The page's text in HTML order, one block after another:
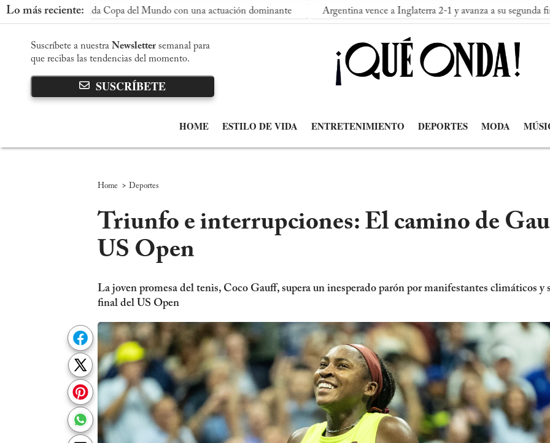
Lo más reciente:
Copa del Mundo con una actuación dominante Argentina vence a Inglaterra 2-1 y avanza a su segunda final consecutiva del
Suscríbete a nuestra Newsletter semanal para
que recibas las tendencias del momento.
SUSCRÍBETE
HOME ESTILO DE VIDA ENTRETENIMIENTO DEPORTES MODA
Home > Deportes
Triunfo e interrupciones: El camino de
US Open
La joven promesa del tenis, Coco Gauff, supera un inesperado parón por manifestantes climáticos y
final del US Open